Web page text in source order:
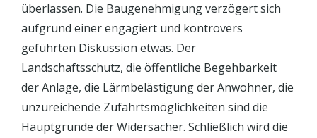
überlassen. Die Baugenehmigung verzögert sich
aufgrund einer engagiert und kontrovers
geführten Diskussion etwas. Der
Landschaftsschutz, die öffentliche Begehbarkeit
der Anlage, die Lärmbelästigung der Anwohner, die
unzureichende Zufahrtsmöglichkeiten sind die
Hauptgründe der Widersacher. Schließlich wird die